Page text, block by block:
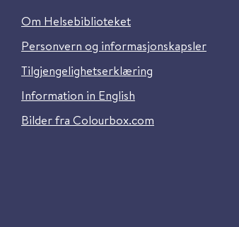
Om Helsebiblioteket
Personvern og informasjonskapsler
Tilgjengelighetserklæring
Information in English
Bilder fra Colourbox.com